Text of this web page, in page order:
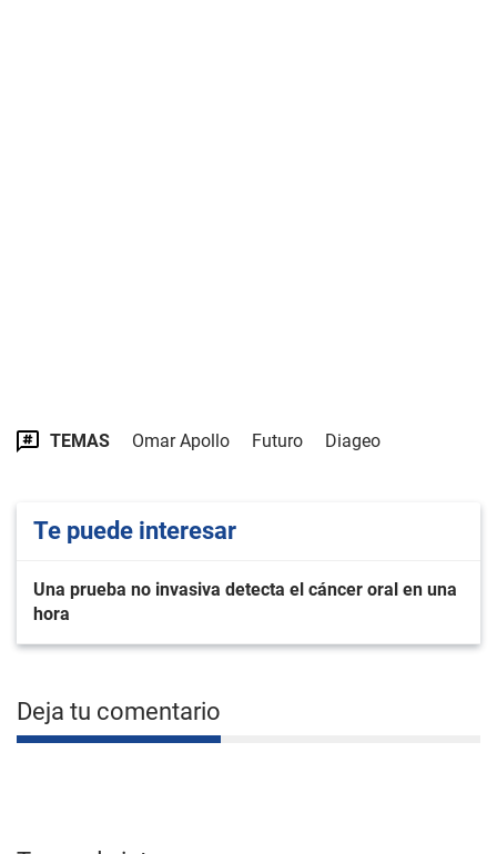
TEMAS Omar Apollo Futuro Diageo
Te puede interesar
Una prueba no invasiva detecta el cáncer oral en una
hora
Deja tu comentario